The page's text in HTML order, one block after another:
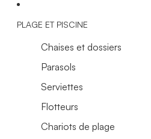
PLAGE ET PISCINE
Chaises et dossiers
Parasols
Serviettes
Flotteurs
Chariots de plage